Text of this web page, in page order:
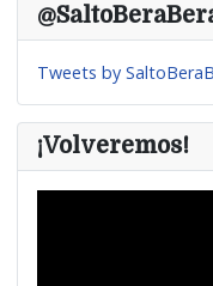
Tweets by
¡Volveremos!